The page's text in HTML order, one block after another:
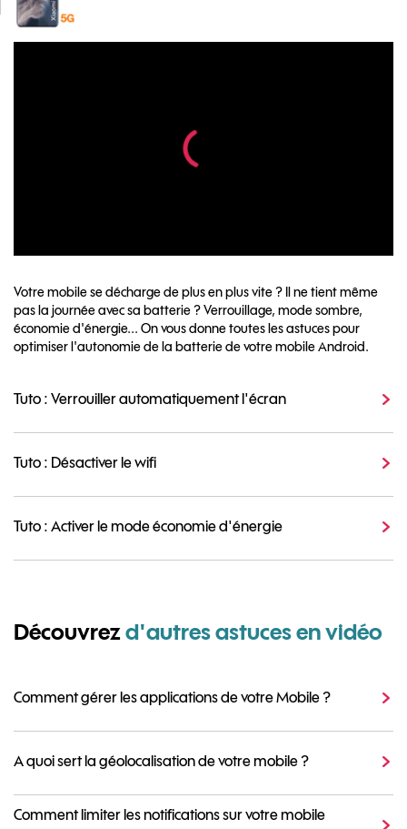
Votre mobile se décharge de plus en plus vite ? Il ne tient même
pas la journée avec sa batterie ? Verrouillage, mode sombre,
économie d'énergie... On vous donne toutes les astuces pour
optimiser l'autonomie de la batterie de votre mobile Android.
Tuto : Verrouiller automatiquement l'écran
Tuto : Désactiver le wifi
Tuto : Activer le mode économie d'énergie
Découvrezd'autres astuces en vidéo
Comment gérer les applications de votre Mobile ?
A quoi sert la géolocalisation de votre mobile ?
Comment limiter les notifications sur votre mobile